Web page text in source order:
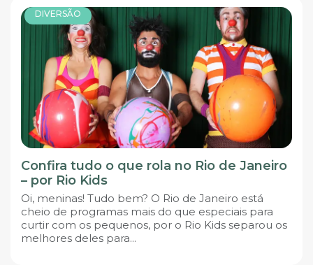
DIVERSÃO
Confira tudo o que rola no Rio de Janeiro
– por Rio Kids
Oi, meninas! Tudo bem? O Rio de Janeiro está
cheio de programas mais do que especiais para
curtir com os pequenos, por o Rio Kids separou os
melhores deles para...